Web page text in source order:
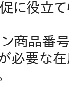
に役立て
ン商品番
が必要な